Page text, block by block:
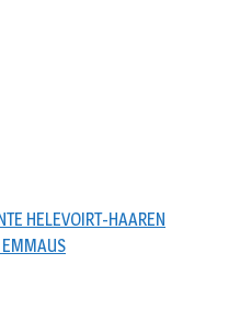
HELEVOIRT-HAAREN
EMMAUS